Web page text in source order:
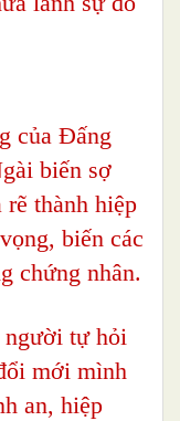
của Đấng
biến sợ
rẽ thành hiệp
biến các
chứng nhân.
tự hỏi
mới mình
an, hiệp